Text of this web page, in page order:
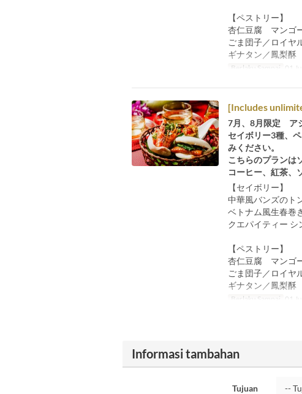
【ペストリー】
杏仁豆腐 マンゴ
ごま団子／ロイヤ
ギナタン／鳳梨酥
Berlaku Sampai 01
[Includes
7月、8月限定 ア
セイボリー3種、
みください。
こちらのプランは
コーヒー、紅茶、
【セイボリー】
中華風バンズのト
ベトナム風生春巻
クエパイティー シ
【ペストリー】
杏仁豆腐 マンゴ
ごま団子／ロイヤ
ギナタン／鳳梨酥
Berlaku Sampai 01
Informasi tambahan
Tujuan